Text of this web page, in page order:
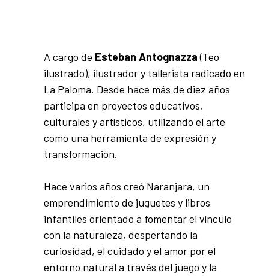
A cargo de Esteban Antognazza(Teo
ilustrado), ilustrador y tallerista radicado en
La Paloma. Desde hace más de diez años
participa en proyectos educativos,
culturales y artísticos, utilizando el arte
como una herramienta de expresión y
transformación.
Hace varios años creó Naranjara, un
emprendimiento de juguetes y libros
infantiles orientado a fomentar el vínculo
con la naturaleza, despertando la
curiosidad, el cuidado y el amor por el
entorno natural a través del juego y la